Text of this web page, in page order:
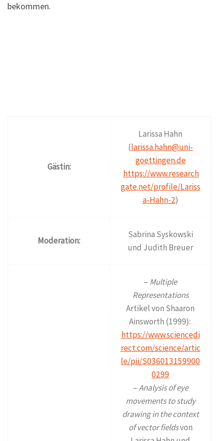
bekommen.
Gästin:
Larissa Hahn
(larissa.hahn@uni-
goettingen.de
https://www.research
gate.net/profile/Lariss
a-Hahn-2)
Moderation:
Sabrina Syskowski
und Judith Breuer
– Multiple
Representations
Artikel von Shaaron
Ainsworth (1999):
https://www.sciencedi
rect.com/science/artic
le/pii/S036013159900
0299
–Analysis of eye
movements to study
drawing in the context
of vector fieldsvon